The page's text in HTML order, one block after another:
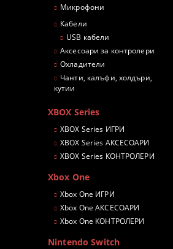
Микрофони
Кабели
USB кабели
Аксесоари за контролери
Охладители
Чанти, калъфи, холдъри,
кутии
XBOX Series
XBOX Series ИГРИ
XBOX Series АКСЕСОАРИ
XBOX Series КОНТРОЛЕРИ
Xbox One
Xbox One ИГРИ
Xbox One АКСЕСОАРИ
Xbox One КОНТРОЛЕРИ
Nintendo Switch